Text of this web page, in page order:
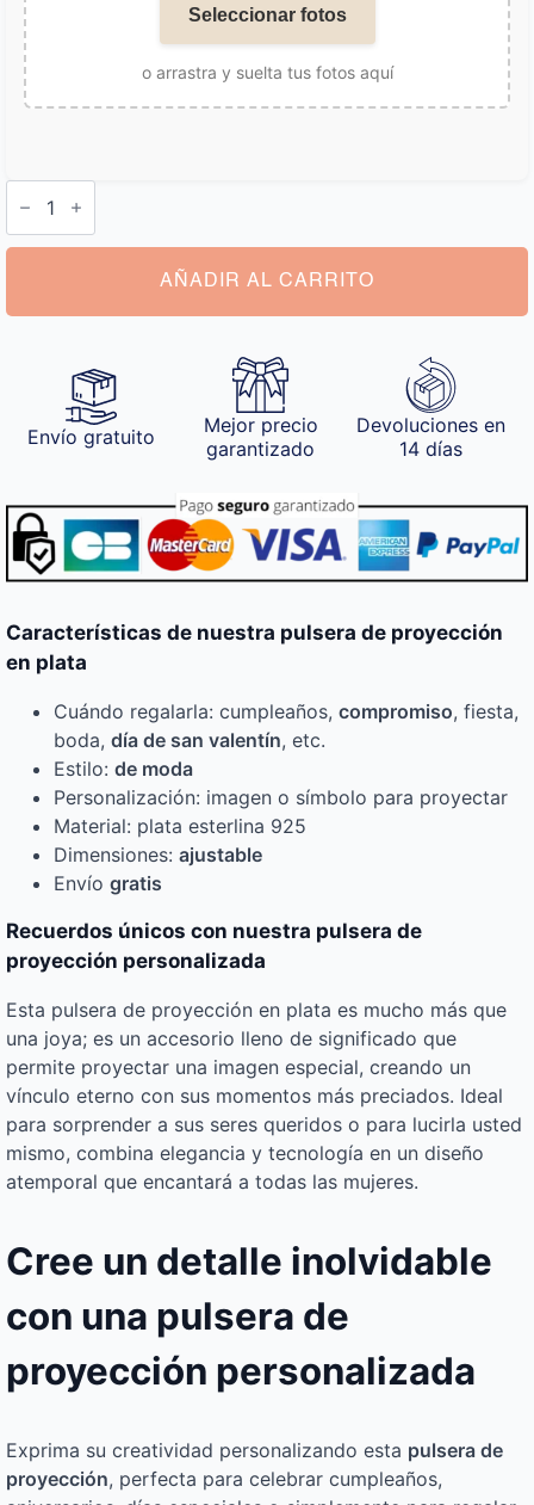
Seleccionar fotos
o arrastra y suelta tus fotos aquí
Pulsera
de
Proyección
cantidad
AÑADIR AL CARRITO
Envío gratuito
Mejor precio
garantizado
Devoluciones en
14 días
Características de nuestra pulsera de proyección
en plata
Cuándo regalarla: cumpleaños, compromiso, fiesta,
boda, día de san valentín, etc.
Estilo: de moda
Personalización: imagen o símbolo para proyectar
Material: plata esterlina 925
Dimensiones: ajustable
Envío gratis
Recuerdos únicos con nuestra pulsera de
proyección personalizada
Esta pulsera de proyección en plata es mucho más que
una joya; es un accesorio lleno de significado que
permite proyectar una imagen especial, creando un
vínculo eterno con sus momentos más preciados. Ideal
para sorprender a sus seres queridos o para lucirla usted
mismo, combina elegancia y tecnología en un diseño
atemporal que encantará a todas las mujeres.
Cree un detalle inolvidable
con una pulsera de
proyección personalizada
Exprima su creatividad personalizando esta pulsera de
proyección, perfecta para celebrar cumpleaños,